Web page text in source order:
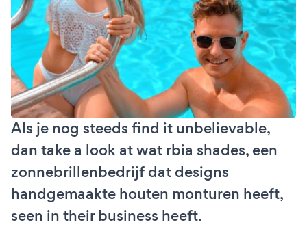
Als je nog steeds find it unbelievable,
dan take a look at wat rbia shades, een
zonnebrillenbedrijf dat designs
handgemaakte houten monturen heeft,
seen in their business heeft.